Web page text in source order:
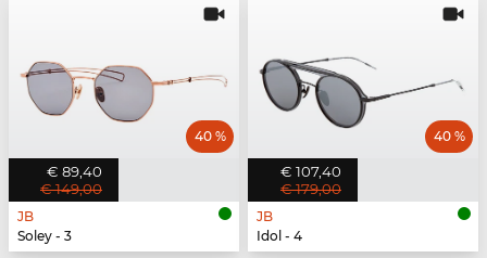
€ 89,40
€ 149,00
40 %
JB
Soley - 3
€ 107,40
€ 179,00
40 %
JB
Idol - 4